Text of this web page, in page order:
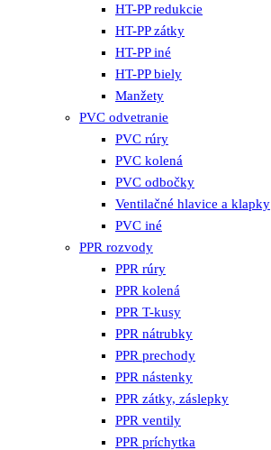
HT-PP redukcie
HT-PP zátky
HT-PP iné
HT-PP biely
Manžety
PVC odvetranie
PVC rúry
PVC kolená
PVC odbočky
Ventilačné hlavice a klapky
PVC iné
PPR rozvody
PPR rúry
PPR kolená
PPR T-kusy
PPR nátrubky
PPR prechody
PPR nástenky
PPR zátky, záslepky
PPR ventily
PPR príchytka